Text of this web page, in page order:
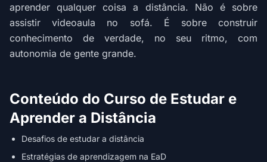
aprender qualquer coisa a distância. Não é sobre
assistir videoaula no sofá. É sobre construir
conhecimento de verdade, no seu ritmo, com
autonomia de gente grande.
Conteúdo do Curso de Estudar e
Aprender a Distância
Desafios de estudar a distância
Estratégias de aprendizagem na EaD